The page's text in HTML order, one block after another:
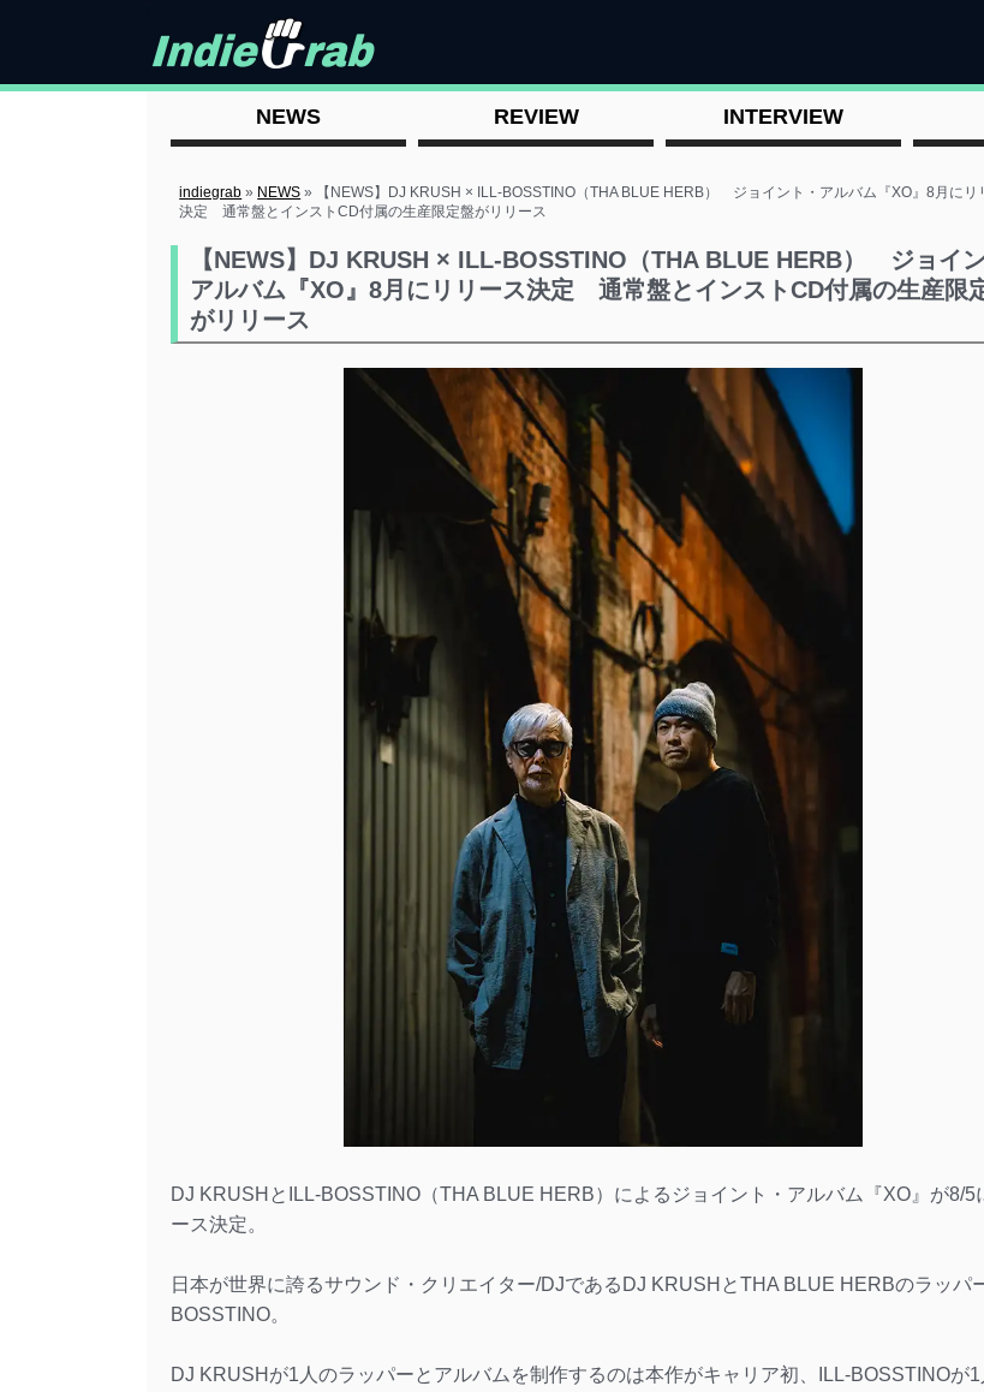
NEWS REVIEW INTERVIEW
indiegrab » NEWS »
【NEWS】DJ KRUSH × ILL-BOSSTINO（THA BLUE HERB） ジョイント・アルバム『XO』8月にリ
決定 通常盤とインストCD付属の生産限定盤がリリース
【NEWS】DJ KRUSH × ILL-BOSSTINO（THA BLUE HERB） ジョイン
アルバム『XO』8月にリリース決定 通常盤とインストCD付属の生産限
がリリース
DJ KRUSHとILL-BOSSTINO（THA BLUE HERB）によるジョイント・アルバム『XO』が8/5
ース決定。
日本が世界に誇るサウンド・クリエイター/DJであるDJ KRUSHとTHA BLUE HERBのラッパ
BOSSTINO。
DJ KRUSHが1人のラッパーとアルバムを制作するのは本作がキャリア初、ILL-BOSSTINOが